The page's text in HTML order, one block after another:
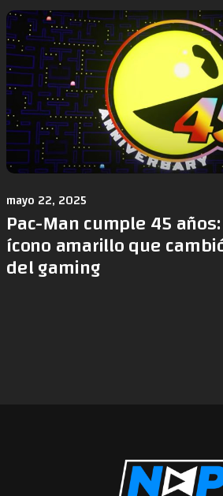
mayo 22, 2025
Pac-Man cumple 45
ícono amarillo que
del gaming